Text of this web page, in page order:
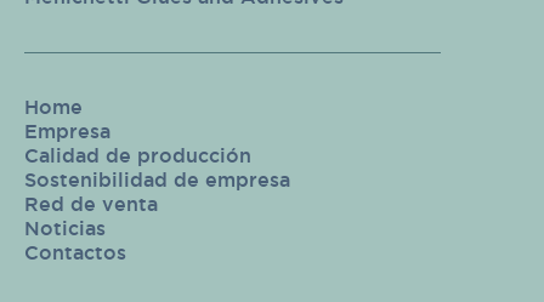
Home
Empresa
Calidad de producción
Sostenibilidad de empresa
Red de venta
Noticias
Contactos